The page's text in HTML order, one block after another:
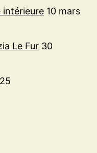
intérieure 10 mars
Le Fur 30